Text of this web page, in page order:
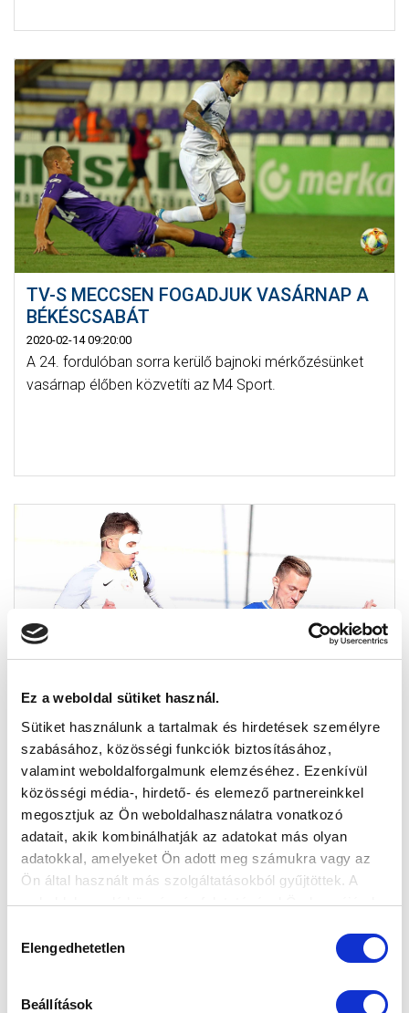
Ez a weboldal sütiket használ.
Sütiket használunk a tartalmak és hirdetések személyre
szabásához, közösségi funkciók biztosításához,
valamint weboldalforgalmunk elemzéséhez. Ezenkívül
közösségi média-, hirdető- és elemező partnereinkkel
megosztjuk az Ön weboldalhasználatra vonatkozó
adatait, akik kombinálhatják az adatokat más olyan
adatokkal, amelyeket Ön adott meg számukra vagy az
Ön által használt más szolgáltatásokból gyűjtöttek. A
weboldalon való böngészés folytatásával Ön hozzájárul a
kiválasztása
Elengedhetetlen
Beállítások
TV-S MECCSEN FOGADJUK VASÁRNAP A
BÉKÉSCSABÁT
2020-02-14 09:20:00
A 24. fordulóban sorra kerülő bajnoki mérkőzésünket
vasárnap élőben közvetíti az M4 Sport.
CSEKE: „VÉGIG DOMINÁLTUNK ÉS AZ
UTOLSÓ PERCIG KÜZDÖTTÜNK” (VIDEÓ)
Cseke Benjámin nyilatkozott a Soroksár elleni sikerrel
kapcsolatban.